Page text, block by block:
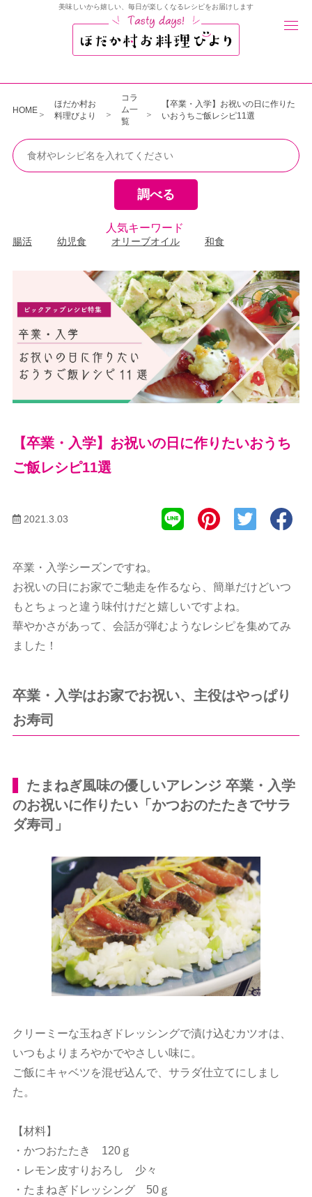
美味しいから嬉しい、毎日が楽しくなるレシピをお届けします
HOME
ほだか村お
料理びより
コラ
ム一
覧
【卒業・入学】お祝いの日に作りた
いおうちご飯レシピ11選
人気キーワード
腸活 幼児食 オリーブオイル 和食
【卒業・入学】お祝いの日に作りたいおうち
ご飯レシピ11選
2021.3.03
卒業・入学シーズンですね。
お祝いの日にお家でご馳走を作るなら、簡単だけどいつ
もとちょっと違う味付けだと嬉しいですよね。
華やかさがあって、会話が弾むようなレシピを集めてみ
ました！
卒業・入学はお家でお祝い、主役はやっぱり
お寿司
たまねぎ風味の優しいアレンジ 卒業・入学
のお祝いに作りたい「かつおのたたきでサラ
ダ寿司」
クリーミーな玉ねぎドレッシングで漬け込むカツオは、
いつもよりまろやかでやさしい味に。
ご飯にキャベツを混ぜ込んで、サラダ仕立てにしまし
た。
【材料】
・かつおたたき 120ｇ
・レモン皮すりおろし 少々
・たまねぎドレッシング 50ｇ